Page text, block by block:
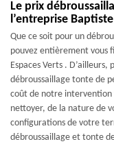
Le prix
l’entreprise
Que ce soit pour un
pouvez entièrement vous
Espaces Verts .
débroussaillage tonte de
coût de notre intervention
nettoyer, de la nature de
configurations de votre
débroussaillage et tonte